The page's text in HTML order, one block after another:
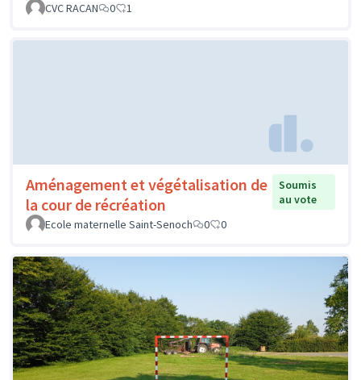
CVC RACAN
0 1
Aménagement et végétalisation de
la cour de récréation
Soumis
au vote
Ecole maternelle Saint-Senoch
0 0